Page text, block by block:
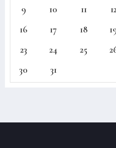
9
10 11
16
17 18
23
24 25
30
31